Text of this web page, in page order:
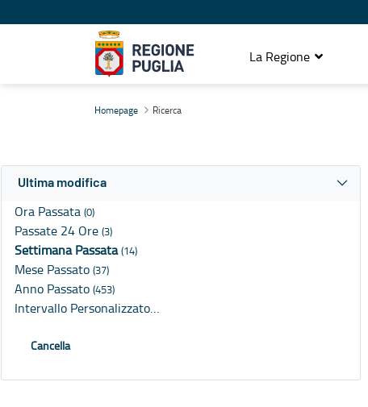
La Regione
Homepage Ricerca
Ultima modifica
Ora Passata (0)
Passate 24 Ore (3)
Settimana Passata(14)
Mese Passato (37)
Anno Passato (453)
Intervallo Personalizzato…
Cancella